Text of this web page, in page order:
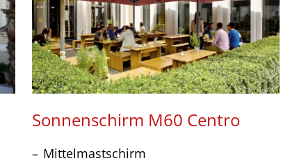
Sonnenschirm M60 Centro
Mittelmastschirm